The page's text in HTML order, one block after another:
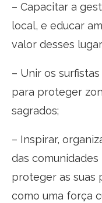
– Capacitar a
local, e educar
valor desses
– Unir os
para proteger
sagrados;
– Inspirar,
das
proteger as suas
como uma força